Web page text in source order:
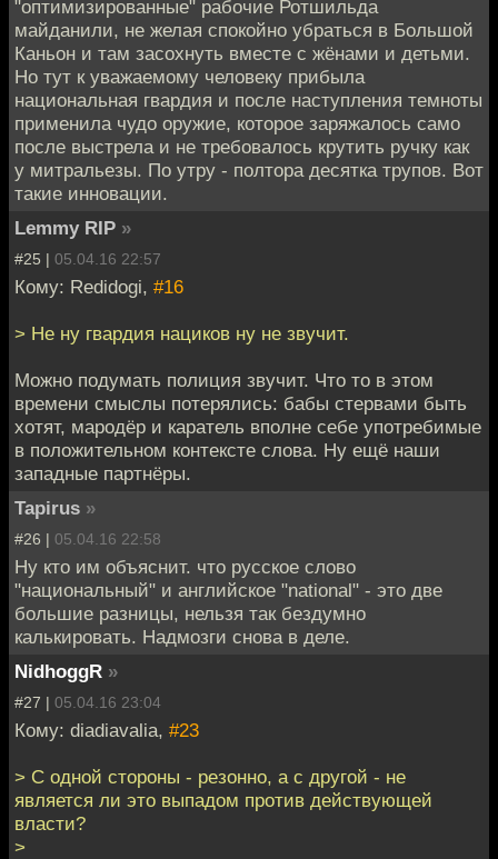
"оптимизированные" рабочие Ротшильда
майданили, не желая спокойно убраться в Большой
Каньон и там засохнуть вместе с жёнами и детьми.
Но тут к уважаемому человеку прибыла
национальная гвардия и после наступления темноты
применила чудо оружие, которое заряжалось само
после выстрела и не требовалось крутить ручку как
у митральезы. По утру - полтора десятка трупов. Вот
такие инновации.
Lemmy RIP »
#25 | 05.04.16 22:57
Кому: Redidogi, #16
> Не ну гвардия нациков ну не звучит.
Можно подумать полиция звучит. Что то в этом
времени смыслы потерялись: бабы стервами быть
хотят, мародёр и каратель вполне себе употребимые
в положительном контексте слова. Ну ещё наши
западные партнёры.
Tapirus »
#26 | 05.04.16 22:58
Ну кто им объяснит. что русское слово
"национальный" и английское "national" - это две
большие разницы, нельзя так бездумно
калькировать. Надмозги снова в деле.
NidhoggR »
#27 | 05.04.16 23:04
Кому: diadiavalia, #23
> С одной стороны - резонно, а с другой - не
является ли это выпадом против действующей
власти?
>